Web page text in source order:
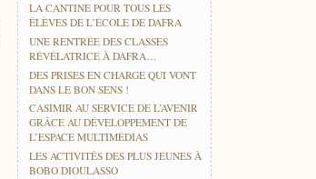
LA CANTINE POUR TOUS LES
ÉLÈVES DE L’ÉCOLE DE DAFRA
UNE RENTRÉE DES CLASSES
RÉVÉLATRICE À DAFRA…
DES PRISES EN CHARGE QUI VONT
DANS LE BON SENS !
CASIMIR AU SERVICE DE L’AVENIR
GRÂCE AU DÉVELOPPEMENT DE
L’ESPACE MULTIMÉDIAS
LES ACTIVITÉS DES PLUS JEUNES À
BOBO DIOULASSO